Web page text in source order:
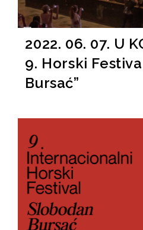
2022. 06. 07. U
9. Horski
Bursać”